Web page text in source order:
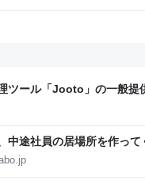
ツール「Jooto」の一般提
中途社員の居場所を作って